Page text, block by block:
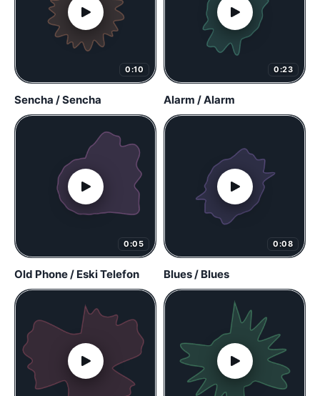
0:10
Sencha / Sencha
0:23
Alarm / Alarm
0:05
Old Phone / Eski Telefon
0:08
Blues / Blues